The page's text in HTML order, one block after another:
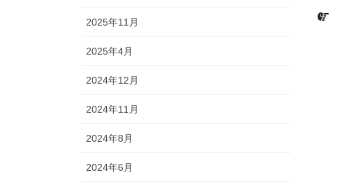
2025年11月
2025年4月
2024年12月
2024年11月
2024年8月
2024年6月